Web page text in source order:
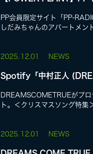
PP会員限定サイト「PP-
しだみちゃんのアパートメン
2025. 12.01 NEWS
Spotify「中村正人
DREAMSCOMETRUEがプ
ト。＜クリスマスソング特集
2025. 12.01 NEWS